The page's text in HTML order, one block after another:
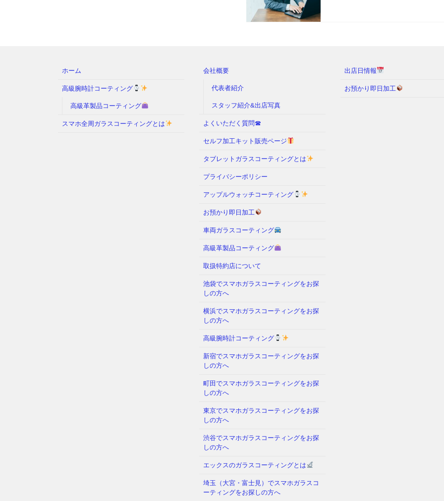
ホーム
高級腕時計コーティング
高級革製品コーティング
スマホ全周ガラスコーティングとは
会社概要
代表者紹介
スタッフ紹介&出店写真
よくいただく質問☎︎
セルフ加工キット販売ページ
タブレットガラスコーティングとは
プライバシーポリシー
アップルウォッチコーティング
お預かり即日加工
車両ガラスコーティング
高級革製品コーティング
取扱特約店について
池袋でスマホガラスコーティングをお探
しの方へ
横浜でスマホガラスコーティングをお探
しの方へ
高級腕時計コーティング
新宿でスマホガラスコーティングをお探
しの方へ
町田でスマホガラスコーティングをお探
しの方へ
東京でスマホガラスコーティングをお探
しの方へ
渋谷でスマホガラスコーティングをお探
しの方へ
エックスのガラスコーティングとは
埼玉（大宮・富士見）でスマホガラスコ
ーティングをお探しの方へ
出店日情報
お預かり即日加工